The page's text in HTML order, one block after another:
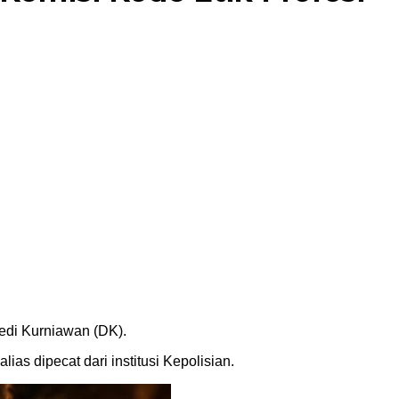
Kurniawan (DK).
dipecat dari institusi Kepolisian.